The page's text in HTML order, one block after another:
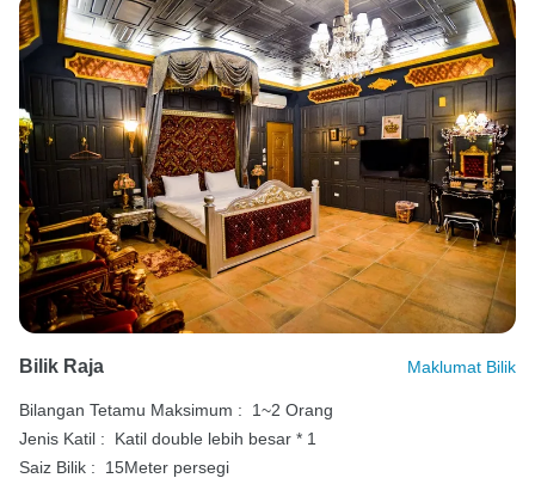
Bilik Raja Maklumat Bilik
Bilangan Tetamu Maksimum :
1~2 Orang
Jenis Katil :
Katil double lebih besar * 1
Saiz Bilik :
15Meter persegi